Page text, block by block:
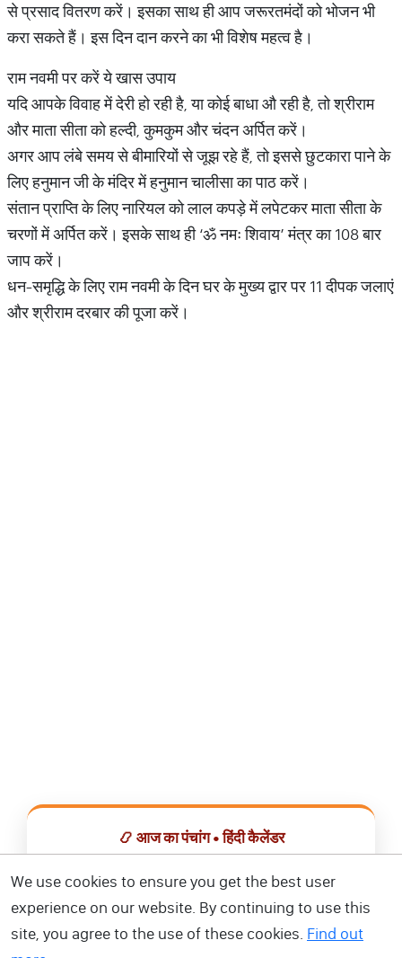
से प्रसाद वितरण करें। इसका साथ ही आप जरूरतमंदों को भोजन भी
करा सकते हैं। इस दिन दान करने का भी विशेष महत्व है।
राम नवमी पर करें ये खास उपाय
यदि आपके विवाह में देरी हो रही है, या कोई बाधा औ रही है, तो श्रीराम
और माता सीता को हल्दी, कुमकुम और चंदन अर्पित करें।
अगर आप लंबे समय से बीमारियों से जूझ रहे हैं, तो इससे छुटकारा पाने के
लिए हनुमान जी के मंदिर में हनुमान चालीसा का पाठ करें।
संतान प्राप्ति के लिए नारियल को लाल कपड़े में लपेटकर माता सीता के
चरणों में अर्पित करें। इसके साथ ही ‘ॐ नमः शिवाय’ मंत्र का 108 बार
जाप करें।
धन-समृद्धि के लिए राम नवमी के दिन घर के मुख्य द्वार पर 11 दीपक जलाएं
और श्रीराम दरबार की पूजा करें।
📿 आज का पंचांग • हिंदी कैलेंडर
📅 हिंदी कैलेंडर ऐप डाउनलोड करें
We use cookies to ensure you get the best user
experience on our website. By continuing to use this
site, you agree to the use of these cookies. Find out